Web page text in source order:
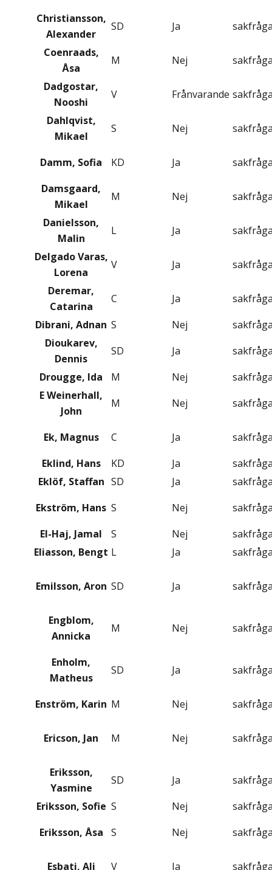
Christiansson,
Alexander
SD Ja
Coenraads,
Åsa
M Nej
Dadgostar,
Nooshi
V Frånvarande
Dahlqvist,
Mikael
S Nej
Damm, Sofia KD Ja
Damsgaard,
Mikael
M Nej
Danielsson,
Malin
L Ja
Delgado Varas,
Lorena
V Ja
Deremar,
Catarina
C Ja
Dibrani, Adnan S Nej
Dioukarev,
Dennis
SD Ja
Drougge, Ida
M Nej
E Weinerhall,
John
M Nej
Ek, Magnus C Ja
Eklind, Hans
KD Ja
Eklöf, Staffan SD Ja
Ekström, Hans S Nej
El-Haj, Jamal
S Nej
Eliasson, Bengt L Ja
Emilsson, Aron SD Ja
Engblom,
Annicka
M Nej
Enholm,
Matheus
SD Ja
Enström, Karin M Nej
Ericson, Jan M Nej
Eriksson,
Yasmine
SD Ja
Eriksson, Sofie S Nej
Eriksson, Åsa
S Nej
Esbati, Ali V Ja